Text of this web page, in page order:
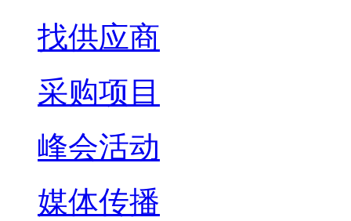
找供应商
采购项目
峰会活动
媒体传播